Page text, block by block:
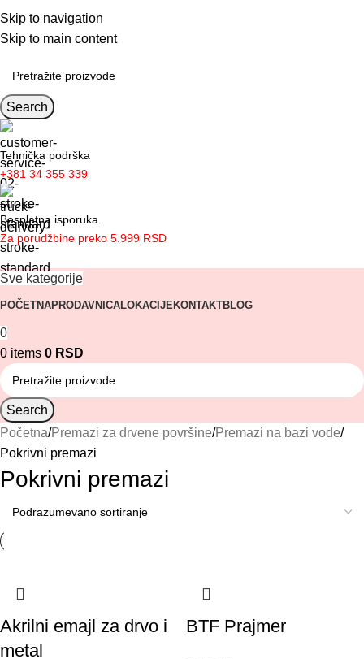
Skip to navigation
Skip to main content
Obaveštenje o kolektivnom odmoru
Search
Tehnička podrška
+381 34 355 339
Besplatna isporuka
Za porudžbine preko 5.999 RSD
Sve kategorije
POČETNAPRODAVNICALOKACIJEKONTAKTBLOG
0
0 items 0 RSD
Search
Početna Premazi za drvene površine Premazi na bazi vode
Pokrivni premazi
Pokrivni premazi
Akrilni emajl za drvo i
metal
BTF Prajmer